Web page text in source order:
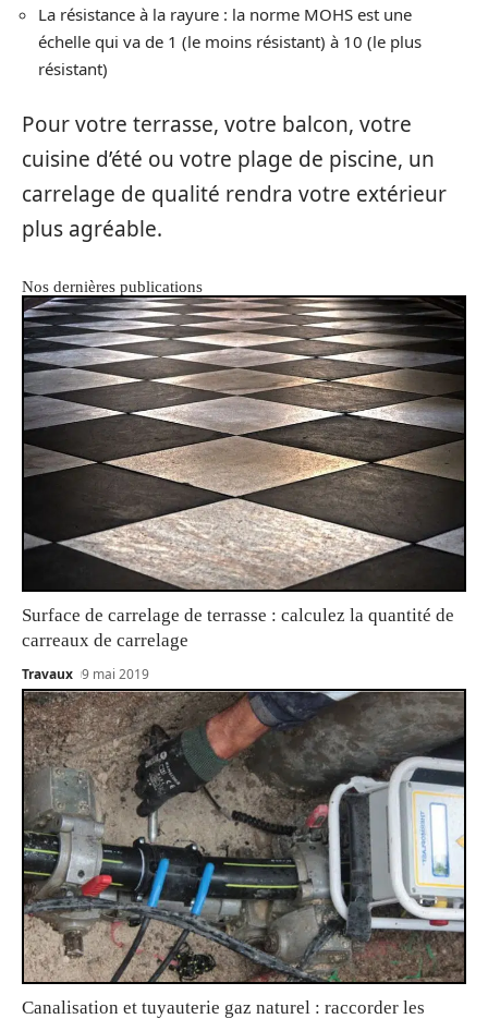
La résistance à la rayure : la norme MOHS est une
échelle qui va de 1 (le moins résistant) à 10 (le plus
résistant)
Pour votre terrasse, votre balcon, votre
cuisine d’été ou votre plage de piscine, un
carrelage de qualité rendra votre extérieur
plus agréable.
Nos dernières publications
Surface de carrelage de terrasse : calculez la quantité de
carreaux de carrelage
Travaux 9 mai 2019
Canalisation et tuyauterie gaz naturel : raccorder les